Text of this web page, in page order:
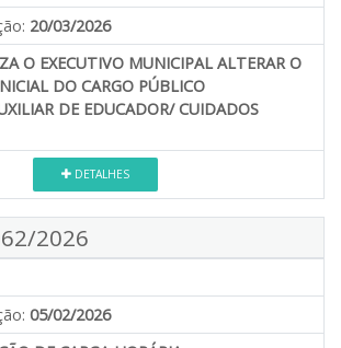
20/03/2026
O EXECUTIVO MUNICIPAL ALTERAR O
DO CARGO PÚBLICO
DE EDUCADOR/ CUIDADOS
DETALHES
2026
05/02/2026